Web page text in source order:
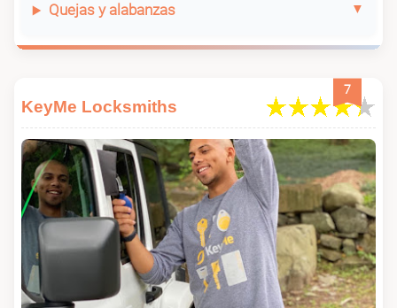
Quejas y alabanzas
7
KeyMe Locksmiths